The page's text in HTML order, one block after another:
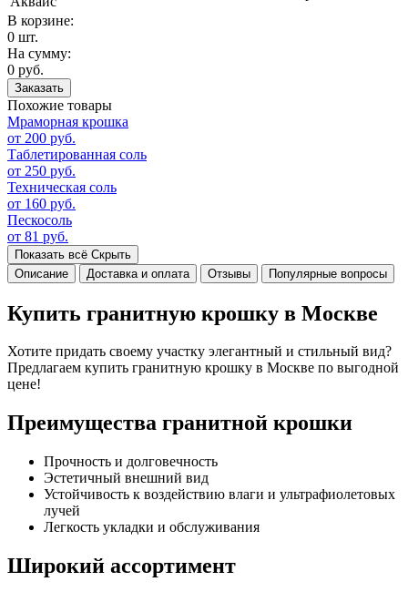
В корзине:
0 шт.
На сумму:
0 руб.
Заказать
Похожие товары
Мраморная крошка
от 200 руб.
Таблетированная соль
от 250 руб.
Техническая соль
от 160 руб.
Пескосоль
от 81 руб.
Показать всё Скрыть
Описание
Доставка и оплата Отзывы Популярные вопросы
Купить гранитную крошку в Москве
Хотите придать своему участку элегантный и стильный вид?
Предлагаем купить гранитную крошку в Москве по выгодной
цене!
Преимущества гранитной крошки
Прочность и долговечность
Эстетичный внешний вид
Устойчивость к воздействию влаги и ультрафиолетовых
лучей
Легкость укладки и обслуживания
Широкий ассортимент